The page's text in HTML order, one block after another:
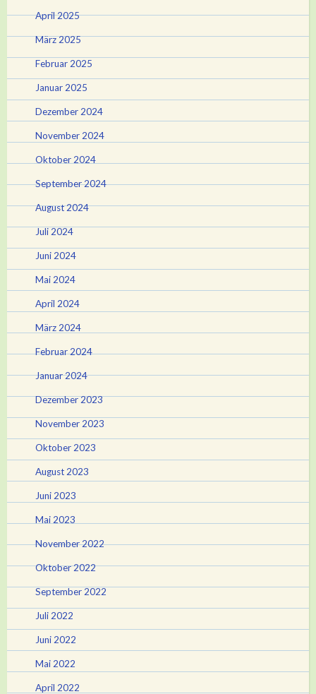
April 2025
März 2025
Februar 2025
Januar 2025
Dezember 2024
November 2024
Oktober 2024
September 2024
August 2024
Juli 2024
Juni 2024
Mai 2024
April 2024
März 2024
Februar 2024
Januar 2024
Dezember 2023
November 2023
Oktober 2023
August 2023
Juni 2023
Mai 2023
November 2022
Oktober 2022
September 2022
Juli 2022
Juni 2022
Mai 2022
April 2022